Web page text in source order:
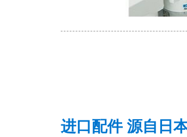
进口配件 源自日